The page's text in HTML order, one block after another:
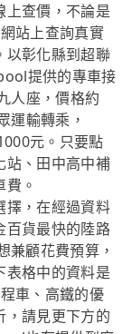
上查價，不論是
站上查詢真實
以彰化縣到超聯
提供的專車接
人座，價格約
運輸轉乘，
元。只要點
站、田中高中補
。
擇，在經過資料
百貨最快的陸路
顧花費預算，
表格中的資料是
車、高鐵的優
，請見更下方的